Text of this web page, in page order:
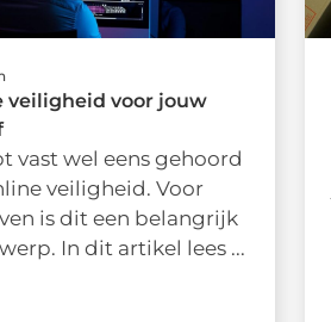
veiligheid voor jouw
vast wel eens gehoord
veiligheid. Voor
is dit een belangrijk
In dit artikel lees ...